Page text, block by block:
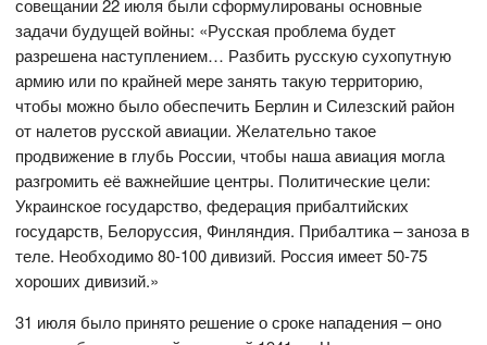
совещании 22 июля были сформулированы основные
задачи будущей войны: «Русская проблема будет
разрешена наступлением… Разбить русскую сухопутную
армию или по крайней мере занять такую территорию,
чтобы можно было обеспечить Берлин и Силезский район
от налетов русской авиации. Желательно такое
продвижение в глубь России, чтобы наша авиация могла
разгромить её важнейшие центры. Политические цели:
Украинское государство, федерация прибалтийских
государств, Белоруссия, Финляндия. Прибалтика – заноза в
теле. Необходимо 80-100 дивизий. Россия имеет 50-75
хороших дивизий.»
31 июля было принято решение о сроке нападения – оно